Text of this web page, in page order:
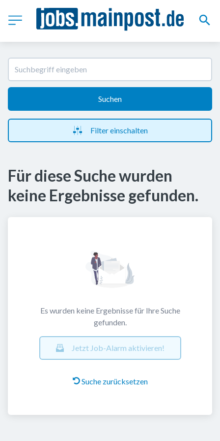
Suchen
Filter einschalten
Für diese Suche wurden
keine Ergebnisse gefunden.
Es wurden keine Ergebnisse für Ihre Suche
gefunden.
Jetzt Job-Alarm aktivieren!
Suche zurücksetzen